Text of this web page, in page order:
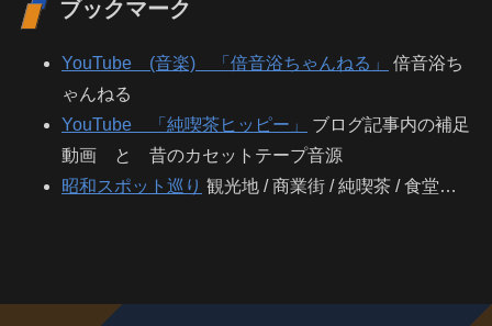
ブックマーク
YouTube (音楽) 「倍音浴ちゃんねる」
倍音浴ち
ゃんねる
YouTube 「純喫茶ヒッピー」
ブログ記事内の補足
動画 と 昔のカセットテープ音源
昭和スポット巡り 観光地 / 商業街 / 純喫茶 / 食堂…